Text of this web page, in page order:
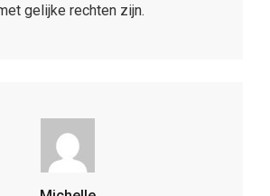
gelijke rechten zijn.